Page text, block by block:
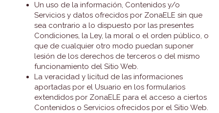
Un uso de la información, Contenidos y/o
Servicios y datos ofrecidos por ZonaELE sin que
sea contrario a lo dispuesto por las presentes
Condiciones, la Ley, la moral o el orden público, o
que de cualquier otro modo puedan suponer
lesión de los derechos de terceros o del mismo
funcionamiento del Sitio Web.
La veracidad y licitud de las informaciones
aportadas por el Usuario en los formularios
extendidos por ZonaELE para el acceso a ciertos
Contenidos o Servicios ofrecidos por el Sitio Web.